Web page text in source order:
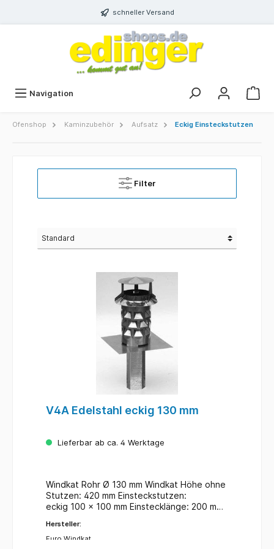
schneller Versand
Navigation
Ofenshop Kaminzubehör Aufsatz Eckig Einsteckstutzen
Filter
V4A Edelstahl eckig 130 mm
Lieferbar ab ca. 4 Werktage
Windkat Rohr Ø 130 mm Windkat Höhe ohne
Stutzen: 420 mm Einsteckstutzen:
eckig 100 x 100 mm Einstecklänge: 200 mm
Zulassungen: FeuVo, DIN-Norm 18160-1, DIN-
EURO-Norm EN 13384-1 Edelstahl (V4A, DIN
Hersteller:
Euro Windkat